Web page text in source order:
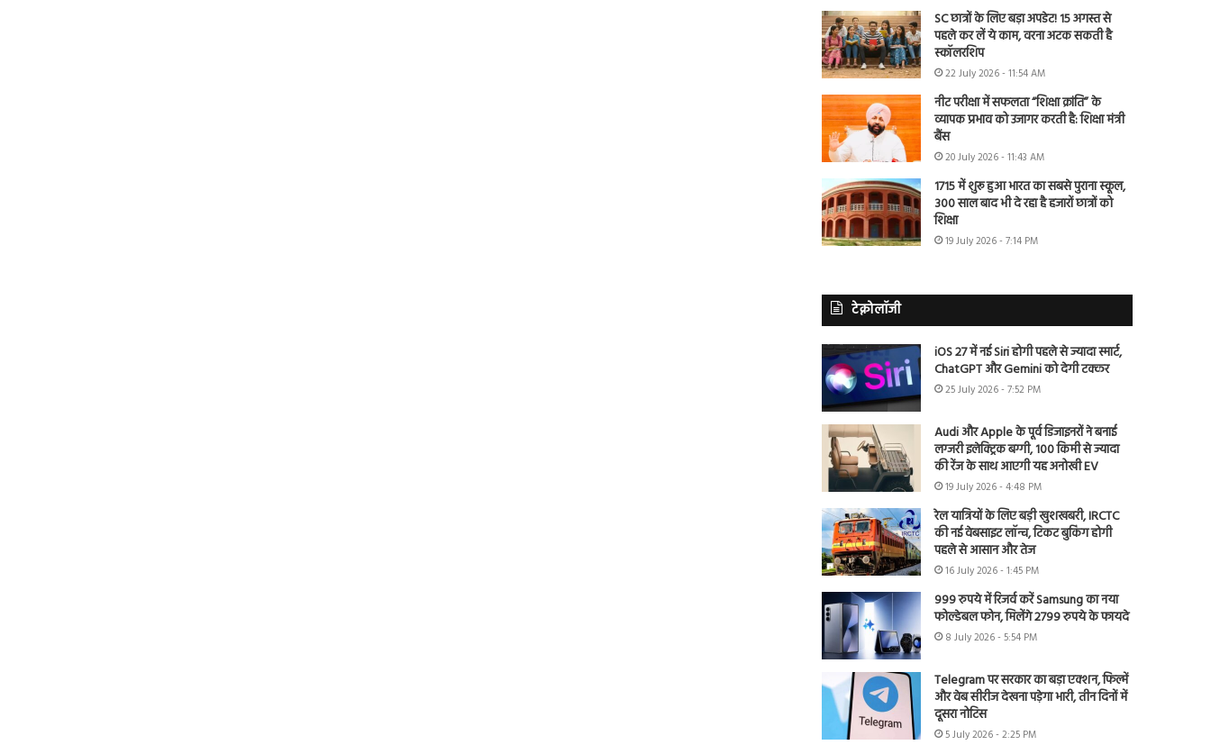
SC छात्रों के लिए बड़ा अपडेट! 15 अगस्त से
पहले कर लें ये काम, वरना अटक सकती है
स्कॉलरशिप
22 July 2026 - 11:54 AM
नीट परीक्षा में सफलता “शिक्षा क्रांति” के
व्यापक प्रभाव को उजागर करती है: शिक्षा मंत्री
बैंस
20 July 2026 - 11:43 AM
1715 में शुरू हुआ भारत का सबसे पुराना स्कूल,
300 साल बाद भी दे रहा है हजारों छात्रों को
शिक्षा
19 July 2026 - 7:14 PM
टेक्नोलॉजी
iOS 27 में नई Siri होगी पहले से ज्यादा स्मार्ट,
ChatGPT और Gemini को देगी टक्कर
25 July 2026 - 7:52 PM
Audi और Apple के पूर्व डिजाइनरों ने बनाई
लग्जरी इलेक्ट्रिक बग्गी, 100 किमी से ज्यादा
की रेंज के साथ आएगी यह अनोखी EV
19 July 2026 - 4:48 PM
रेल यात्रियों के लिए बड़ी खुशखबरी, IRCTC
की नई वेबसाइट लॉन्च, टिकट बुकिंग होगी
पहले से आसान और तेज
16 July 2026 - 1:45 PM
999 रुपये में रिजर्व करें Samsung का नया
फोल्डेबल फोन, मिलेंगे 2799 रुपये के फायदे
8 July 2026 - 5:54 PM
Telegram पर सरकार का बड़ा एक्शन, फिल्में
और वेब सीरीज देखना पड़ेगा भारी, तीन दिनों में
दूसरा नोटिस
5 July 2026 - 2:25 PM